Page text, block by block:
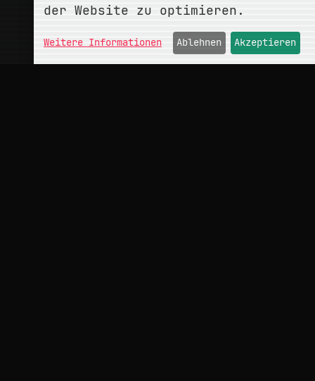
der Website zu optimieren.
Weitere Informationen Ablehnen Akzeptieren